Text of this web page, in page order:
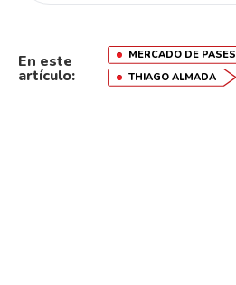
En este
artículo:
MERCADO DE PASES
THIAGO ALMADA